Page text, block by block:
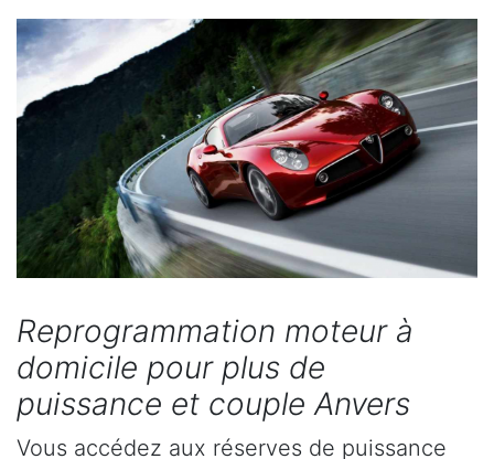
Reprogrammation moteur à
domicile pour plus de
puissance et couple Anvers
Vous accédez aux réserves de puissance